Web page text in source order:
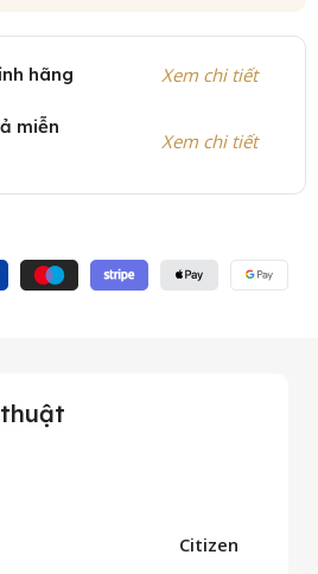
hãng Xem chi tiết
miễn
Xem chi tiết
Citizen